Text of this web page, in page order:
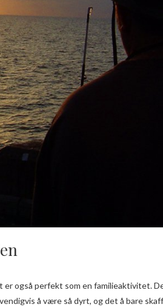
er også perfekt som en familieaktivitet.
å være så dyrt, og det å bare